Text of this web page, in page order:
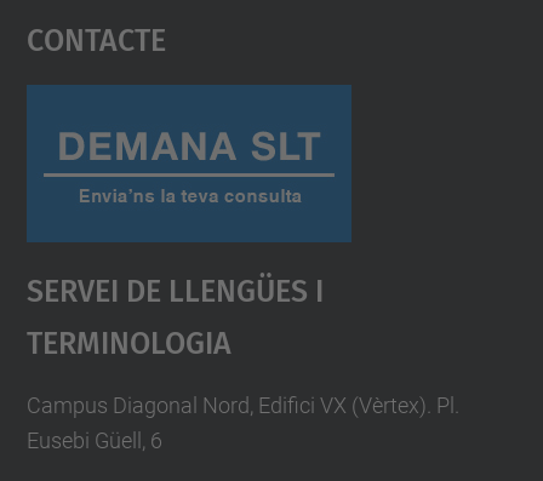
powered by
Contacte
Servei De Llengües I
Terminologia
Campus Diagonal Nord, Edifici VX (Vèrtex). Pl.
Eusebi Güell, 6